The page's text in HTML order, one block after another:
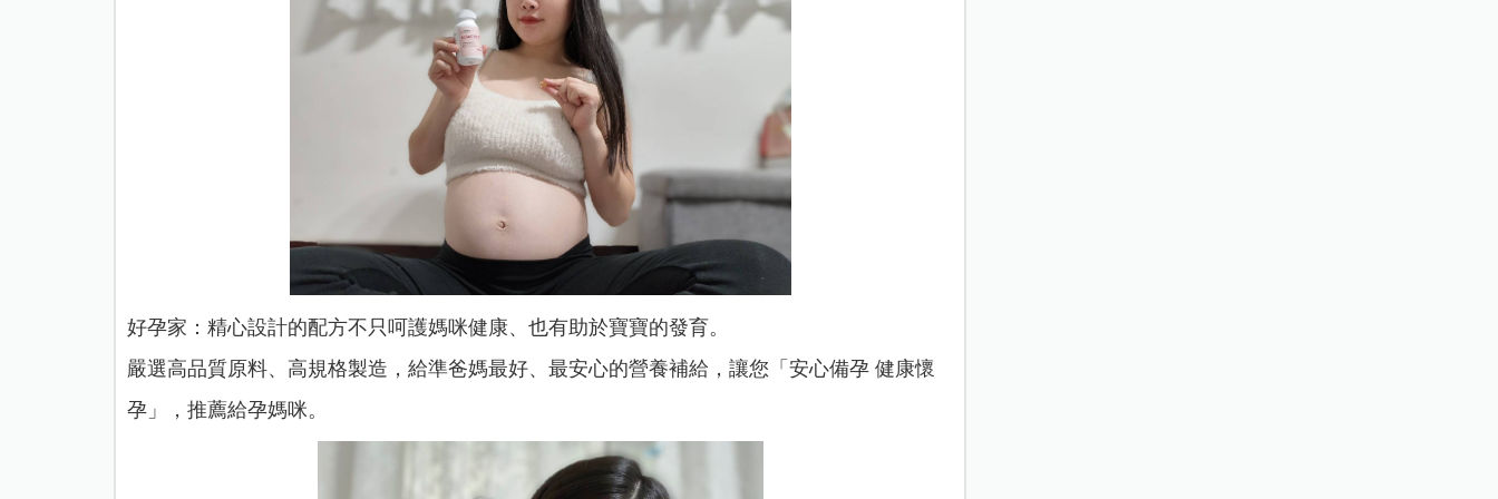
好孕家：精心設計的配方不只呵護媽咪健康、也有助於寶寶的發育。
嚴選高品質原料、高規格製造，給準爸媽最好、最安心的營養補給，讓您「安心備孕 健康懷
孕」， 推薦給孕媽咪。